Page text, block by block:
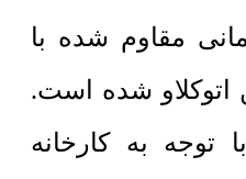
مقاوم شده با
اتوکلاو شده است.
توجه به کارخانه